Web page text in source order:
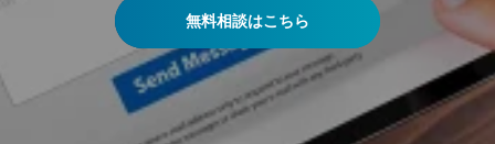
無料相談はこちら